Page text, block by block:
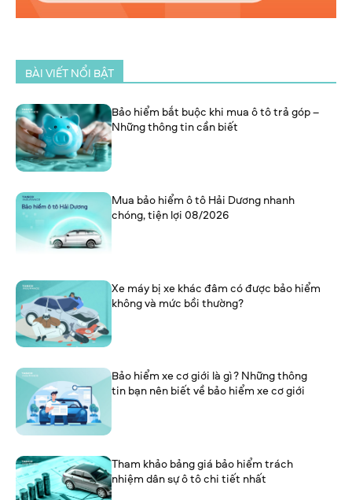
BÀI VIẾT NỔI BẬT
Bảo hiểm bắt buộc khi mua ô tô trả góp –
Những thông tin cần biết
Mua bảo hiểm ô tô Hải Dương nhanh
chóng, tiện lợi 08/2026
Xe máy bị xe khác đâm có được bảo hiểm
không và mức bồi thường?
Bảo hiểm xe cơ giới là gì? Những thông
tin bạn nên biết về bảo hiểm xe cơ giới
Tham khảo bảng giá bảo hiểm trách
nhiệm dân sự ô tô chi tiết nhất